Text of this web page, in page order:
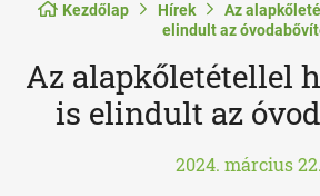
Kezdőlap Hírek
Az
elindult az
Az alapkőletétellel
is elindult az
2024. március 22.